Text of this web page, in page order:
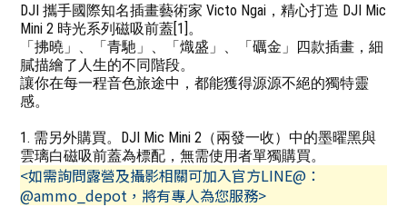
DJI 攜手國際知名插畫藝術家 Victo Ngai，精心打造 DJI Mic
Mini 2 時光系列磁吸前蓋[1]。
「拂曉」、「青馳」、「熾盛」、「礪金」四款插畫，細
膩描繪了人生的不同階段。
讓你在每一程音色旅途中，都能獲得源源不絕的獨特靈
感。
1. 需另外購買。DJI Mic Mini 2（兩發一收）中的墨曜黑與
雲璃白磁吸前蓋為標配，無需使用者單獨購買。
<如需詢問露營及攝影相關可加入官方LINE@：
@ammo_depot，將有專人為您服務>